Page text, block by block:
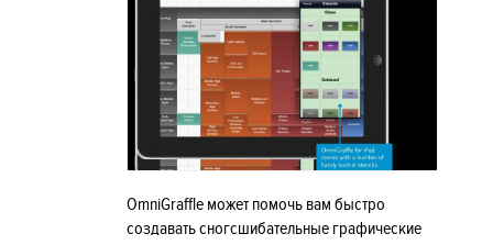
OmniGraffle может помочь вам быстро
создавать сногсшибательные графические